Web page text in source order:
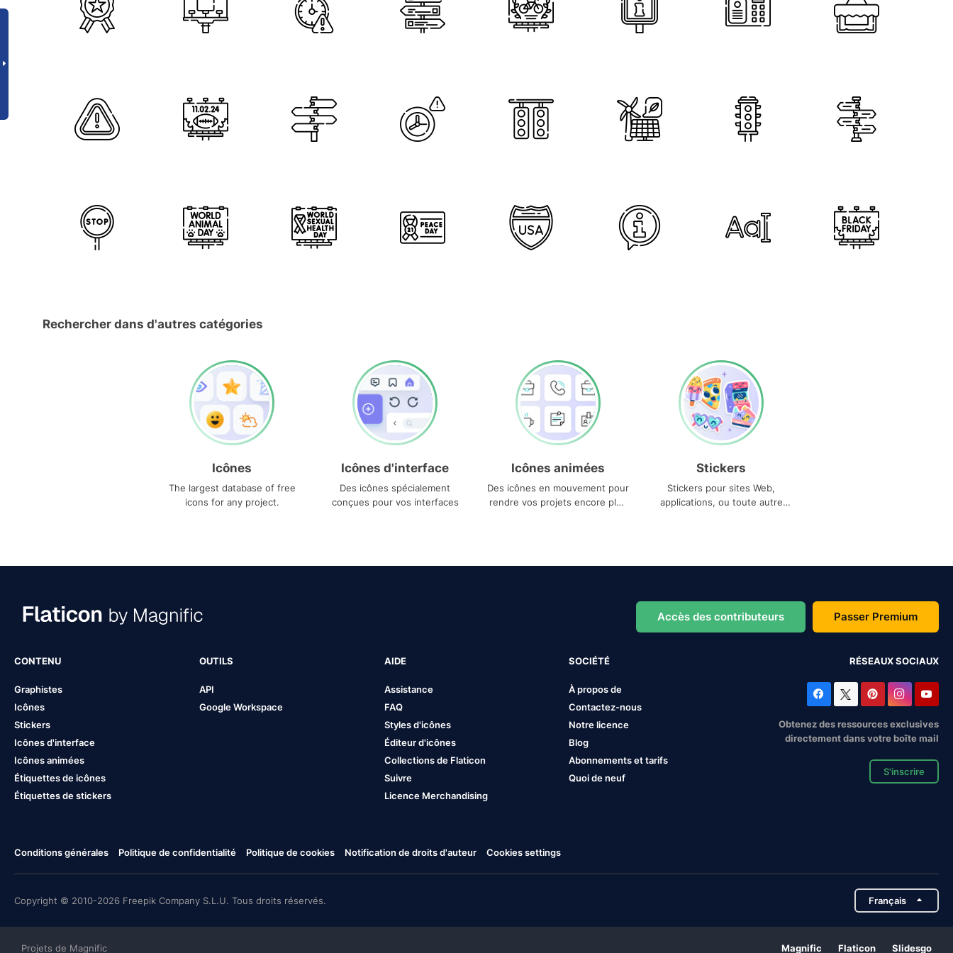
Rechercher dans d'autres catégories
Icônes
The largest database of free
icons for any project.
Icônes d'interface
Des icônes spécialement
conçues pour vos interfaces
Icônes animées
Des icônes en mouvement pour
rendre vos projets encore plus
Stickers
Stickers pour sites Web,
applications, ou toute autre
Accès des contributeurs Passer Premium
CONTENU
Graphistes
Icônes
Stickers
Icônes d'interface
Icônes animées
Étiquettes de icônes
Étiquettes de stickers
OUTILS
API
Google Workspace
AIDE
Assistance
FAQ
Styles d'icônes
Éditeur d'icônes
Collections de Flaticon
Suivre
Licence Merchandising
SOCIÉTÉ
À propos de
Contactez-nous
Notre licence
Blog
Abonnements et tarifs
Quoi de neuf
RÉSEAUX SOCIAUX
Obtenez des ressources exclusives
directement dans votre boîte mail
S'inscrire
Conditions générales Politique de confidentialité Politique de cookies Notification de droits d'auteur Cookies settings
Copyright © 2010-2026 Freepik Company S.L.U. Tous droits réservés. Français
Projets de Magnific Magnific Flaticon Slidesgo